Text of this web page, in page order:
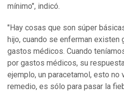
mínimo", indicó.
"Hay cosas que son súper
hijo, cuando se enferman existen
gastos médicos. Cuando
por gastos médicos, su
ejemplo, un paracetamol, esto no
remedio, es sólo para pasar la